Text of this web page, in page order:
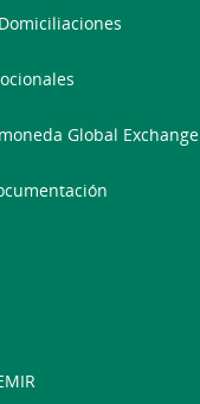
Global Exchange